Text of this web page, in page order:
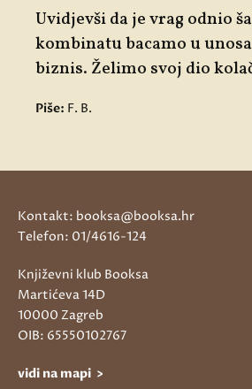
Uvidjevši da je vrag odnio
kombinatu bacamo u
biznis. Želimo svoj dio
Piše: F. B.
Kontakt: booksa@booksa.hr
Telefon: 01/4616-124
Književni klub Booksa
Martićeva 14D
10000 Zagreb
OIB: 65550102767
vidi na mapi >